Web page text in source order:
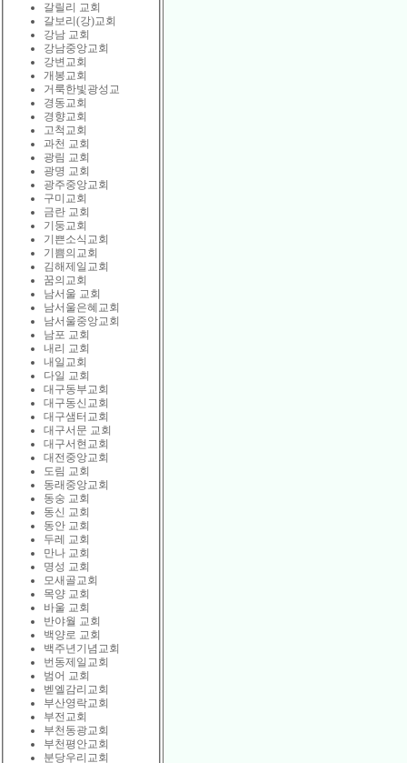
갈릴리 교회
갈보리(강)교회
강남 교회
강남중앙교회
강변교회
개봉교회
거룩한빛광성교
경동교회
경향교회
고척교회
과천 교회
광림 교회
광명 교회
광주중앙교회
구미교회
금란 교회
기둥교회
기쁜소식교회
기쁨의교회
김해제일교회
꿈의교회
남서울 교회
남서울은혜교회
남서울중앙교회
남포 교회
내리 교회
내일교회
다일 교회
대구동부교회
대구동신교회
대구샘터교회
대구서문 교회
대구서현교회
대전중앙교회
도림 교회
동래중앙교회
동숭 교회
동신 교회
동안 교회
두레 교회
만나 교회
명성 교회
모새골교회
목양 교회
바울 교회
반야월 교회
백양로 교회
백주년기념교회
번동제일교회
범어 교회
벧엘감리교회
부산영락교회
부전교회
부천동광교회
부천평안교회
분당우리교회